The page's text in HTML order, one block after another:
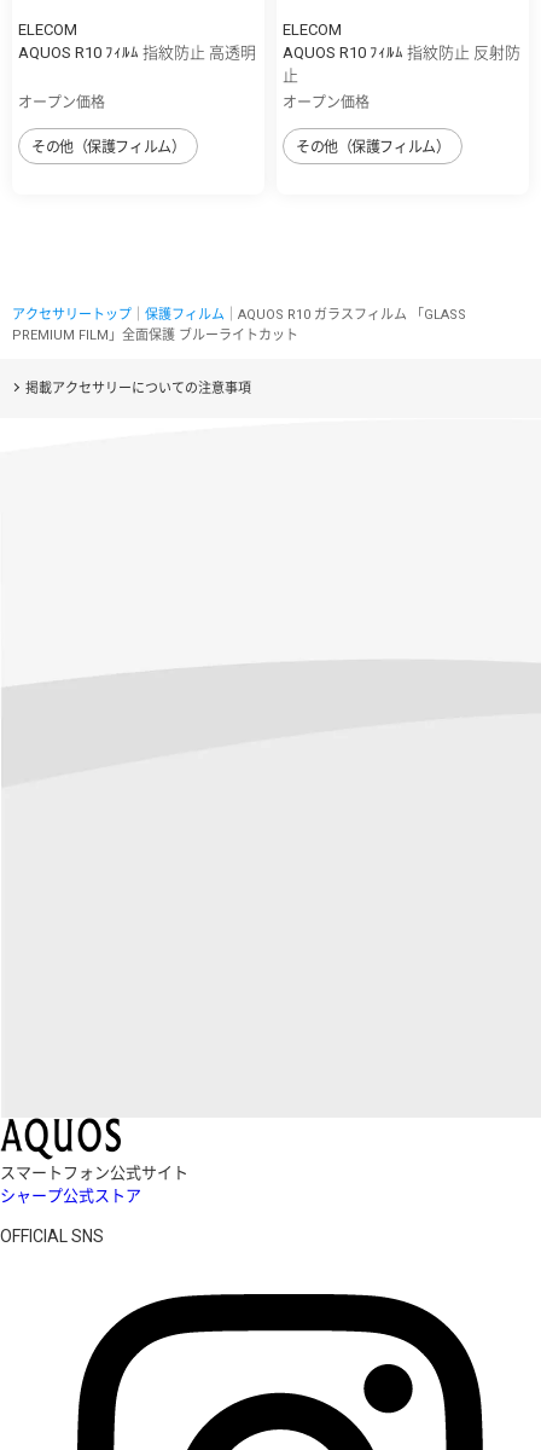
ELECOM
AQUOS R10 ﾌｨﾙﾑ 指紋防止 高透明
オープン価格
その他（保護フィルム）
ELECOM
AQUOS R10 ﾌｨﾙﾑ 指紋防止 反射防
止
オープン価格
その他（保護フィルム）
アクセサリートップ 保護フィルム ｜AQUOS R10 ガラスフィルム 「GLASS
PREMIUM FILM」全面保護 ブルーライトカット
掲載アクセサリーについての注意事項
スマートフォン公式サイト
シャープ公式ストア
OFFICIAL SNS